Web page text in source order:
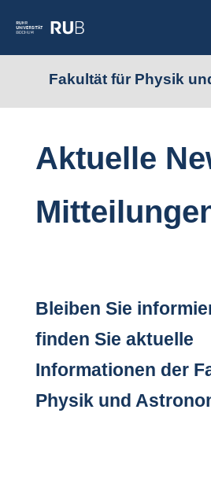
Fakultät für Physik
Aktuelle
Bleiben Sie
finden Sie aktuelle
Informationen der
Physik und